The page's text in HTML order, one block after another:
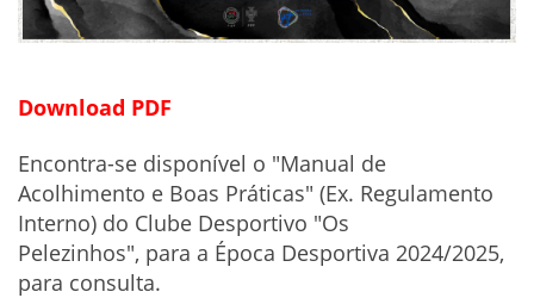
Download PDF
Encontra-se disponível o "Manual de
Acolhimento e Boas Práticas" (Ex. Regulamento
Interno) do Clube Desportivo "Os
Pelezinhos", para a Época Desportiva 2024/2025,
para consulta.